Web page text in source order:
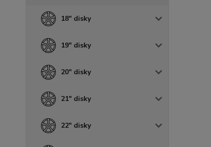
18" disky
19" disky
20" disky
21" disky
22" disky